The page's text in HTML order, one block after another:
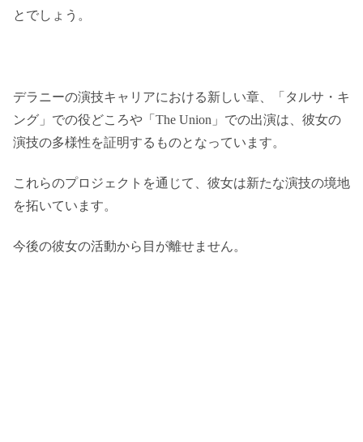
とでしょう。
デラニーの演技キャリアにおける新しい章、「タルサ・キ
ング」での役どころや「The Union」での出演は、彼女の
演技の多様性を証明するものとなっています。
これらのプロジェクトを通じて、彼女は新たな演技の境地
を拓いています。
今後の彼女の活動から目が離せません。